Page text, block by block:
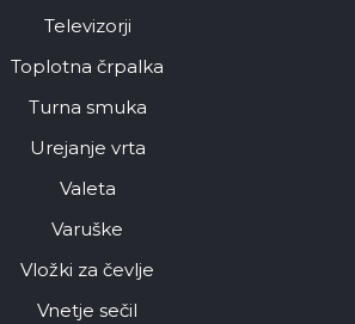
Televizorji
Toplotna črpalka
Turna smuka
Urejanje vrta
Valeta
Varuške
Vložki za čevlje
Vnetje sečil